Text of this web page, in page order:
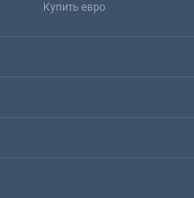
Купить евро